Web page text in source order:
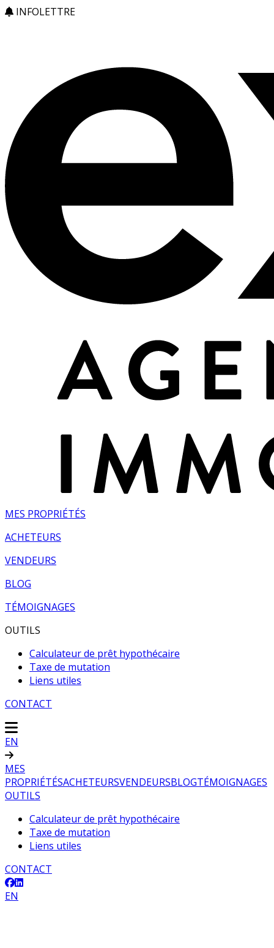
INFOLETTRE
MES PROPRIÉTÉS
ACHETEURS
VENDEURS
BLOG
TÉMOIGNAGES
OUTILS
Calculateur de prêt hypothécaire
Taxe de mutation
Liens utiles
CONTACT
EN
MES
PROPRIÉTÉSACHETEURSVENDEURSBLOGTÉMOIGNAGES
OUTILS
Calculateur de prêt hypothécaire
Taxe de mutation
Liens utiles
CONTACT
EN